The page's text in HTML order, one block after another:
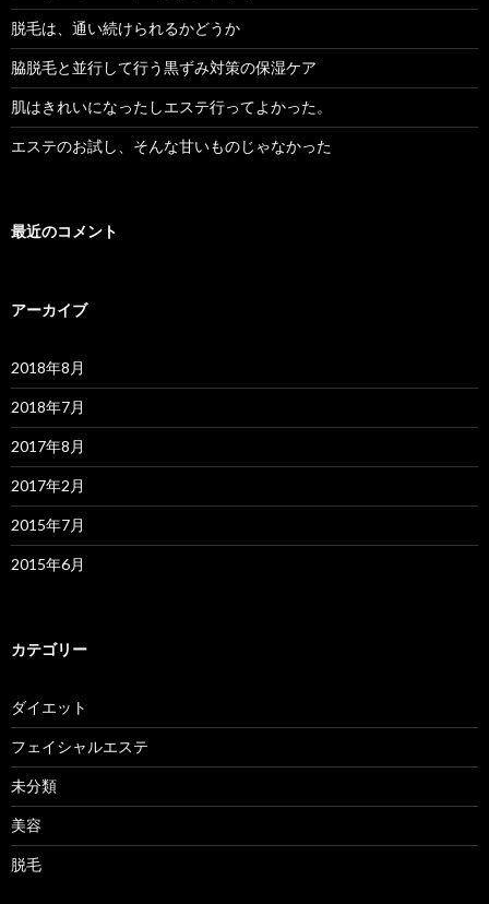
ン脱毛は、通い続けられるかどうか
脇脱毛と並行して行う黒ずみ対策の保湿ケア
肌はきれいになったしエステ行ってよかった。
エステのお試し、そんな甘いものじゃなかった
最近のコメント
アーカイブ
2018年8月
2018年7月
2017年8月
2017年2月
2015年7月
2015年6月
カテゴリー
ダイエット
フェイシャルエステ
未分類
美容
脱毛